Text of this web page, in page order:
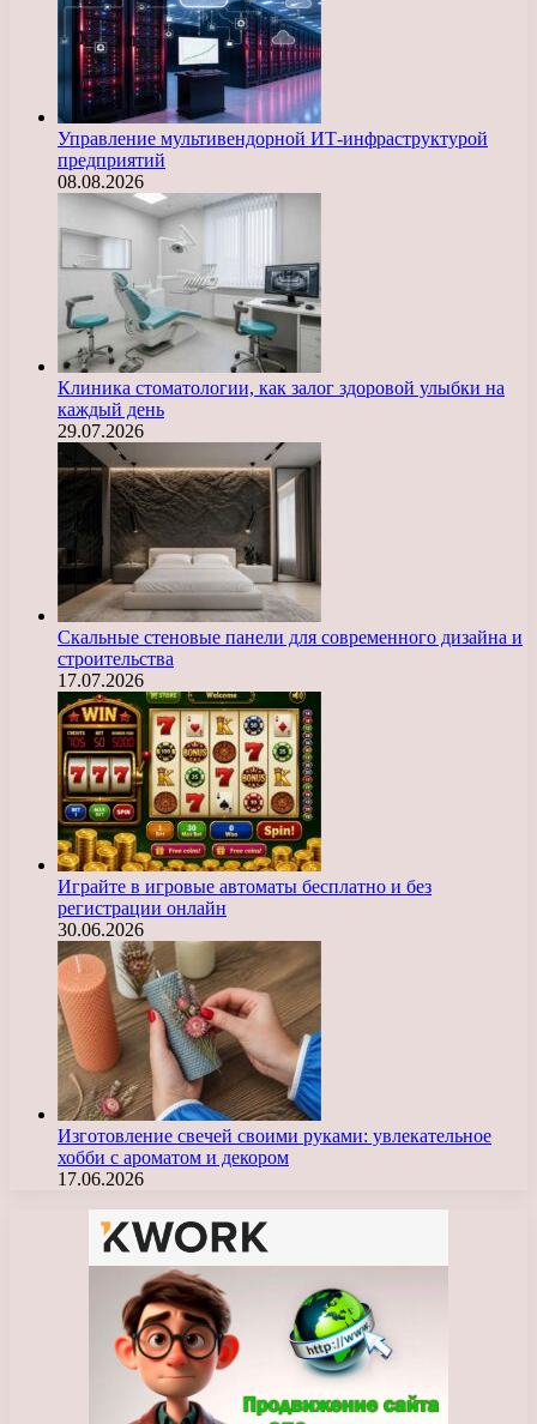
Управление мультивендорной ИТ-инфраструктурой
предприятий
08.08.2026
Клиника стоматологии, как залог здоровой улыбки на
каждый день
29.07.2026
Скальные стеновые панели для современного дизайна и
строительства
17.07.2026
Играйте в игровые автоматы бесплатно и без
регистрации онлайн
30.06.2026
Изготовление свечей своими руками: увлекательное
хобби с ароматом и декором
17.06.2026